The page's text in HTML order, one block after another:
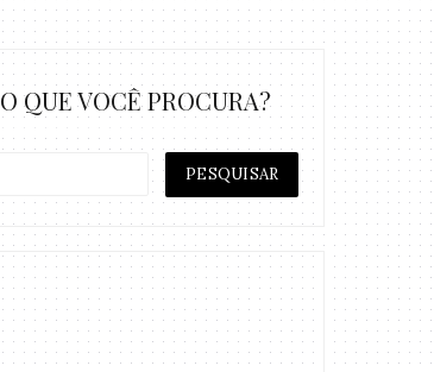
O QUE VOCÊ PROCURA?